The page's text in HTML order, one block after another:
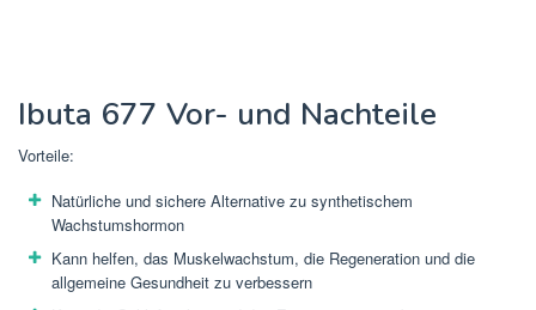
Ibuta 677 Vor- und Nachteile
Vorteile:
Natürliche und sichere Alternative zu synthetischem
Wachstumshormon
Kann helfen, das Muskelwachstum, die Regeneration und die
allgemeine Gesundheit zu verbessern